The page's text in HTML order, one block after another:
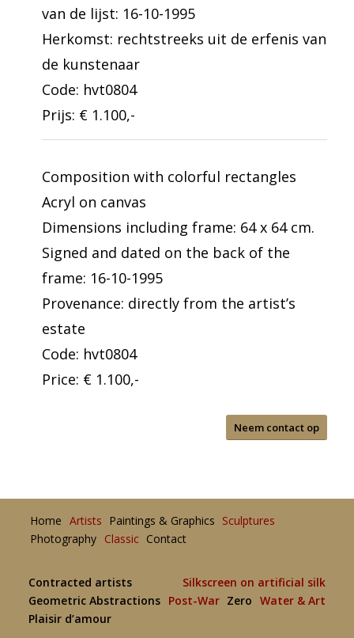
van de lijst: 16-10-1995
Herkomst: rechtstreeks uit de erfenis van
de kunstenaar
Code: hvt0804
Prijs: € 1.100,-
Composition with colorful rectangles
Acryl on canvas
Dimensions including frame: 64 x 64 cm.
Signed and dated on the back of the
frame: 16-10-1995
Provenance: directly from the artist’s
estate
Code: hvt0804
Price: € 1.100,-
Neem contact op
Home Artists Paintings & Graphics Sculptures
Photography Classic Contact
Contracted artists
Silkscreen on artificial silk
Geometric Abstractions
Post-War Zero Water & Art
Plaisir d’amour